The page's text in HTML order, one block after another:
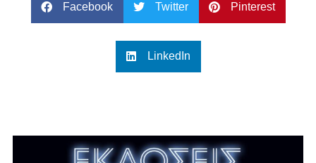
Facebook Twitter Pinterest
LinkedIn